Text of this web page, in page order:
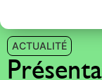
ACTUALITÉ